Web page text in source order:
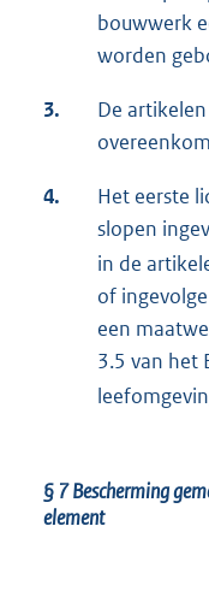
bouwwerk
worden
3.
De
4.
Het eerste
slopen
in de
of
een
3.5 van het
§ 7Bescherming
element